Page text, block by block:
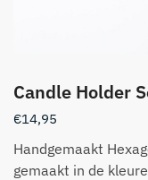
Candle Holder
€14,95
Handgemaakt
gemaakt in de